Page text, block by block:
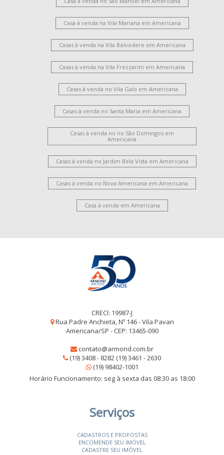
Casa à venda na Vila Mariana em Americana
Casas à venda na Vila Belvedere em Americana
Casas à venda na Vila Frezzarim em Americana
Casas à venda no Vila Galo em Americana
Casas à venda no Santa Maria em Americana
Casas à venda no no São Domingos em
Americana
Casas à venda no Jardim Bela Vista em Americana
Casas à venda no Nova Americana em Americana
Casa à venda em Americana
CRECI: 19987-J
Rua Padre Anchieta, Nº 146 - Vila Pavan
Americana/SP - CEP: 13465-090
contato@armond.com.br
(19) 3408 - 8282 (19) 3461 - 2630
(19) 98402-1001
Horário Funcionamento: seg à sexta das 08:30 as 18:00
Serviços
CADASTROS E PROPOSTAS
ENCOMENDE SEU IMÓVEL
CADASTRE SEU IMÓVEL